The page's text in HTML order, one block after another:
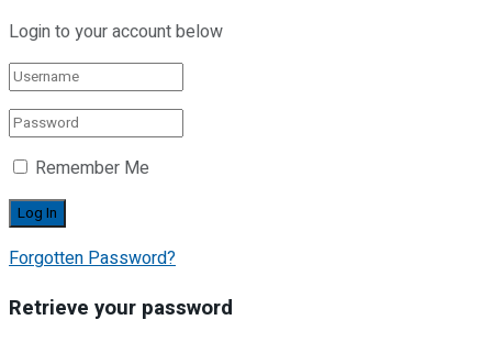
Login to your account below
Remember Me
Forgotten Password?
Retrieve your password